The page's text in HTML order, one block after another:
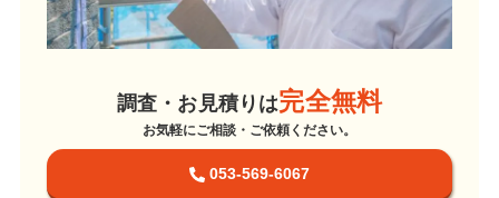
調査・お見積りは完全無料
お気軽にご相談・ご依頼ください。
053-569-6067